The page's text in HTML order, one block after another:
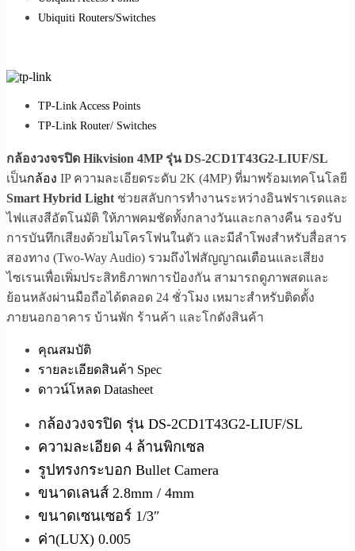
Ubiquiti Routers/Switches
TP-Link Access Points
TP-Link Router/ Switches
กล้องวงจรปิด Hikvision 4MP รุ่น DS-2CD1T43G2-LIUF/SL
เป็นกล้อง IP ความละเอียดระดับ 2K (4MP) ที่มาพร้อมเทคโนโลยี
Smart Hybrid Light ช่วยสลับการทำงานระหว่างอินฟราเรดและ
ไฟแสงสีอัตโนมัติ ให้ภาพคมชัดทั้งกลางวันและกลางคืน รองรับ
การบันทึกเสียงด้วยไมโครโฟนในตัว และมีลำโพงสำหรับสื่อสาร
สองทาง (Two-Way Audio) รวมถึงไฟสัญญาณเตือนและเสียง
ไซเรนเพื่อเพิ่มประสิทธิภาพการป้องกัน สามารถดูภาพสดและ
ย้อนหลังผ่านมือถือได้ตลอด 24 ชั่วโมง เหมาะสำหรับติดตั้ง
ภายนอกอาคาร บ้านพัก ร้านค้า และโกดังสินค้า
คุณสมบัติ
รายละเอียดสินค้า Spec
ดาวน์โหลด Datasheet
กล้องวงจรปิด รุ่น DS-2CD1T43G2-LIUF/SL
ความละเอียด 4 ล้านพิกเซล
รูปทรงกระบอก Bullet Camera
ขนาดเลนส์ 2.8mm / 4mm
ขนาดเซนเซอร์ 1/3″
ค่า(LUX) 0.005